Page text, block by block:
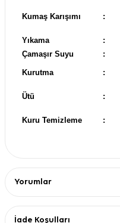
Kumaş Karışımı :
Yıkama
:
Çamaşır Suyu
:
Kurutma :
Ütü :
Kuru Temizleme :
Yorumlar
İade Koşulları